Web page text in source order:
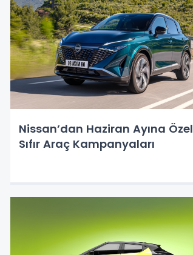
Nissan’dan Haziran Ayına Özel
Sıfır Araç Kampanyaları